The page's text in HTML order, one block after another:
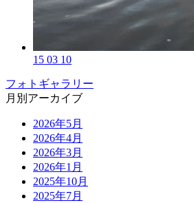
15 03 10
フォトギャラリー
月別アーカイブ
2026年5月
2026年4月
2026年3月
2026年1月
2025年10月
2025年7月